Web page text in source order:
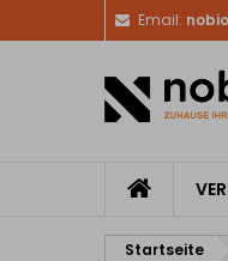
Email:
Startseite